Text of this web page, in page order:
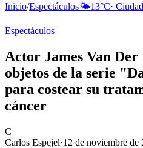
Inicio/Espectáculos🌤️13°C·
Espectáculos
Actor James Van Der
objetos de la serie
para costear su
cáncer
C
Carlos Espejel·12 de noviembre de